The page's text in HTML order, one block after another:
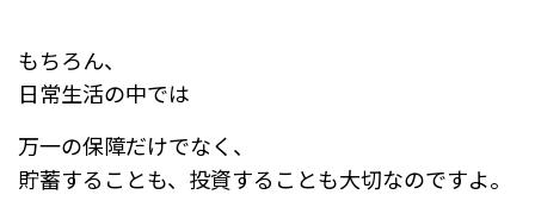
もちろん、
日常生活の中では
万一の保障だけでなく、
貯蓄することも、投資することも大切なのですよ。